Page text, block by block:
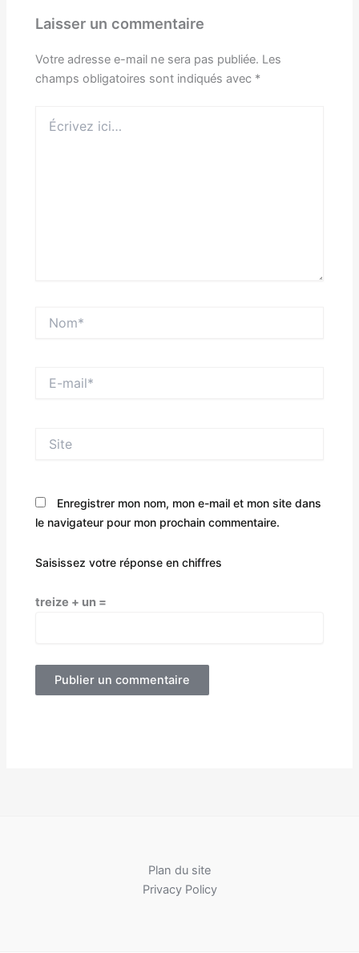
Laisser un commentaire
Votre adresse e-mail ne sera pas publiée. Les
champs obligatoires sont indiqués avec *
ici…
mail*
Enregistrer mon nom, mon e-mail et mon site dans
le navigateur pour mon prochain commentaire.
Saisissez votre réponse en chiffres
treize + un =
Plan du site
Privacy Policy